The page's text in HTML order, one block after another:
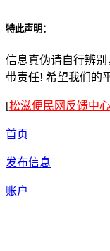
特此声明：
信息真伪请自行辨
带责任! 希望我们的
[松滋便民网反馈中心
首页
发布信息
账户